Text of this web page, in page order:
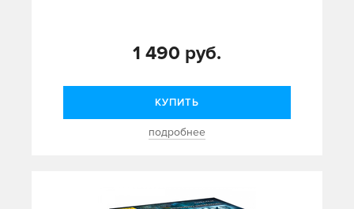
1 490 руб.
КУПИТЬ
подробнее